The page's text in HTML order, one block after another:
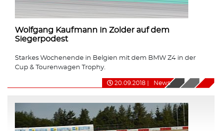
Wolfgang Kaufmann in Zolder auf dem
Siegerpodest
Starkes Wochenende in Belgien mit dem BMW Z4 in der
Cup & Tourenwagen Trophy.
20.09.2018 News